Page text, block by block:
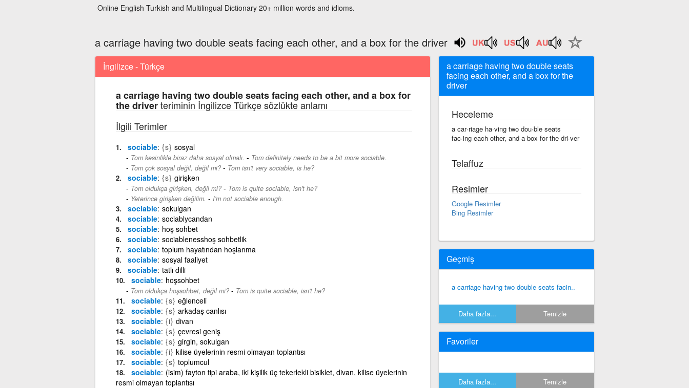
Online English Turkish and Multilingual Dictionary 20+ million words and idioms.
a carriage having two double seats facing each other, and a box for the driver
İngilizce - Türkçe
a carriage having two double seats facing each other, and a box for
the driverteriminin İngilizce Türkçe sözlükte anlamı
İlgili Terimler
sociable {s} sosyal
Tom kesinlikle biraz daha sosyal olmalı. - Tom definitely needs to be a bit more sociable.
Tom çok sosyal değil, değil mi?- Tom isn't very sociable, is he?
sociable {s} girişken
Tom oldukça girişken, değil mi?- Tom is quite sociable, isn't he?
Yeterince girişken değilim. - I'm not sociable enough.
sociable sokulgan
sociable sociablycandan
sociable hoş sohbet
sociable sociablenesshoş sohbetlik
sociable toplum hayatından hoşlanma
sociable sosyal faaliyet
sociable tatlı dilli
sociable hoşsohbet
Tom oldukça hoşsohbet, değil mi?- Tom is quite sociable, isn't he?
sociable {s} eğlenceli
sociable {s} arkadaş canlısı
sociable {i} divan
sociable {s} çevresi geniş
sociable {s} girgin, sokulgan
sociable {i} kilise üyelerinin resmi olmayan toplantısı
sociable {s} toplumcul
sociable (isim) fayton tipi araba, iki kişilik üç tekerlekli bisiklet, divan, kilise üyelerinin
resmi olmayan toplantısı
a carriage having two double seats
facing each other, and a box for the
driver
Heceleme
a car·riage ha·ving two dou·ble seats
fac·ing each other, and a box for the dri·ver
Telaffuz
Resimler
Google Resimler
Bing Resimler
Geçmiş
a carriage having two double seats facin..
Daha fazla... Temizle
Favoriler
Daha fazla... Temizle